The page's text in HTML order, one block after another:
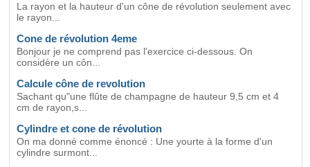
La rayon et la hauteur d'un cône de révolution seulement avec
le rayon...
Cone de révolution 4eme
Bonjour je ne comprend pas l'exercice ci-dessous. On
considère un côn...
Calcule cône de revolution
Sachant qu"une flûte de champagne de hauteur 9,5 cm et 4
cm de rayon,s...
Cylindre et cone de révolution
On ma donné comme énoncé : Une yourte à la forme d'un
cylindre surmont...